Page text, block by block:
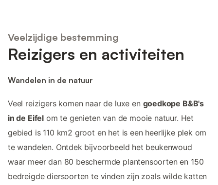
Veelzijdige bestemming
Reizigers en activiteiten
Wandelen in de natuur
Veel reizigers komen naar de luxe en goedkope B&B's
in de Eifel om te genieten van de mooie natuur. Het
gebied is 110 km2 groot en het is een heerlijke plek om
te wandelen. Ontdek bijvoorbeeld het beukenwoud
waar meer dan 80 beschermde plantensoorten en 150
bedreigde diersoorten te vinden zijn zoals wilde katten